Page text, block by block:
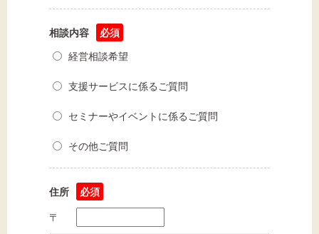
黒 白 黄
相談内容
必須
経営相談希望
支援サービスに係るご質問
セミナーやイベントに係るご質問
その他ご質問
住所 必須
〒